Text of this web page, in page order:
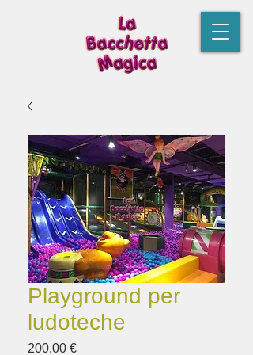
Playground per
ludoteche
200,00 €Prezzo